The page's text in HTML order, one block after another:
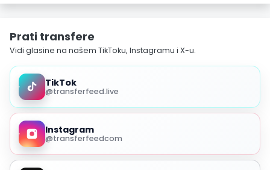
Prati transfere
Vidi glasine na našem TikToku, Instagramu i X-u.
TikTok
@transferfeed.live
Instagram
@transferfeedcom